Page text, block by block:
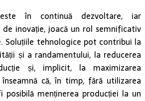
în continuă dezvoltare, iar
inovație, joacă un rol semnificativ
Soluțiile tehnologice pot contribui la
și a randamentului, la reducerea
și, implicit, la maximizarea
că, în timp, fără utilizarea
menținerea producției la un